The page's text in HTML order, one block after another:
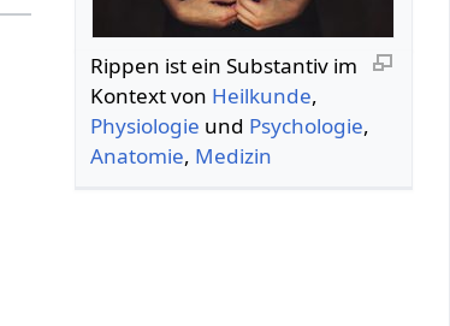
Rippen‏‎ ist ein Substantiv im
Kontext von Heilkunde,
Physiologie und Psychologie,
Anatomie, Medizin